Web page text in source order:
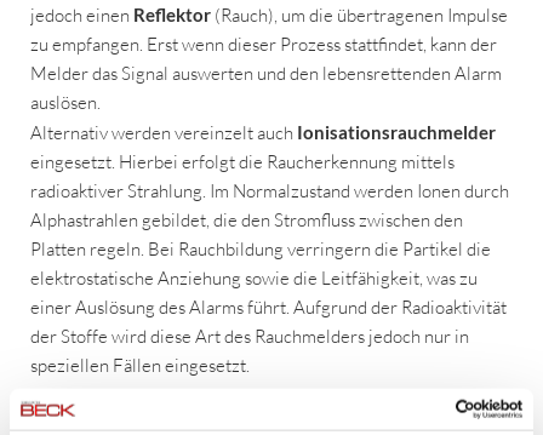
jedoch einen Reflektor (Rauch), um die übertragenen Impulse
zu empfangen. Erst wenn dieser Prozess stattfindet, kann der
Melder das Signal auswerten und den lebensrettenden Alarm
auslösen.
Alternativ werden vereinzelt auch Ionisationsrauchmelder
eingesetzt. Hierbei erfolgt die Raucherkennung mittels
radioaktiver Strahlung. Im Normalzustand werden Ionen durch
Alphastrahlen gebildet, die den Stromfluss zwischen den
Platten regeln. Bei Rauchbildung verringern die Partikel die
elektrostatische Anziehung sowie die Leitfähigkeit, was zu
einer Auslösung des Alarms führt. Aufgrund der Radioaktivität
der Stoffe wird diese Art des Rauchmelders jedoch nur in
speziellen Fällen eingesetzt.